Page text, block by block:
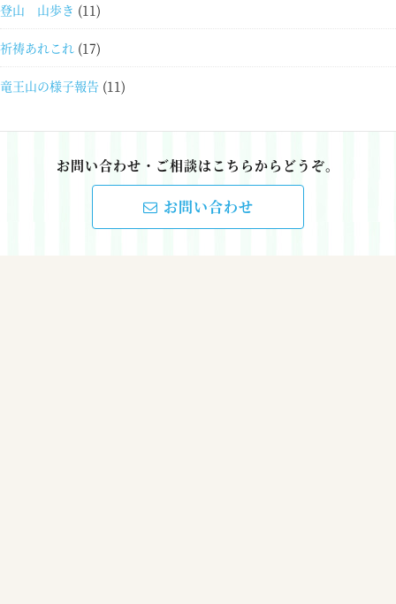
登山 山歩き (11)
祈祷あれこれ (17)
竜王山の様子報告 (11)
お問い合わせ・ご相談はこちらからどうぞ。
お問い合わせ